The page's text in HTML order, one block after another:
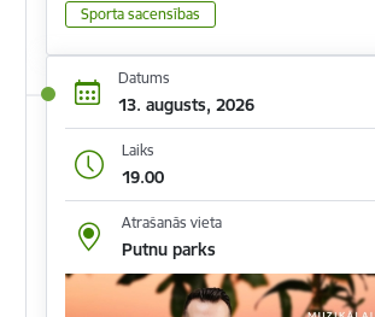
Sporta sacensības
Datums
13. augusts, 2026
Laiks
19.00
Atrašanās vieta
Putnu parks